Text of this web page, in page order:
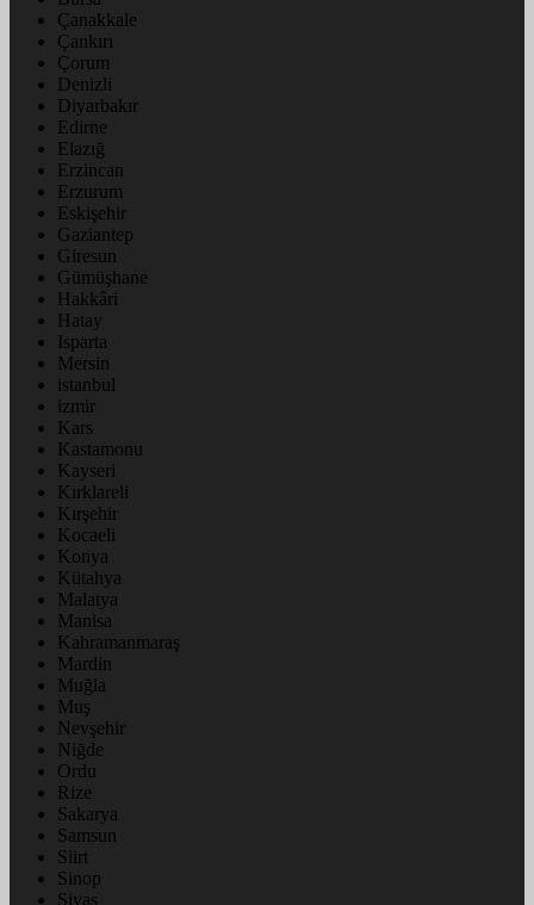
Çanakkale
Çankırı
Çorum
Denizli
Diyarbakır
Edirne
Elazığ
Erzincan
Erzurum
Eskişehir
Gaziantep
Giresun
Gümüşhane
Hakkâri
Hatay
Isparta
Mersin
istanbul
izmir
Kars
Kastamonu
Kayseri
Kırklareli
Kırşehir
Kocaeli
Konya
Kütahya
Malatya
Manisa
Kahramanmaraş
Mardin
Muğla
Muş
Nevşehir
Niğde
Ordu
Rize
Sakarya
Samsun
Siirt
Sinop
Sivas